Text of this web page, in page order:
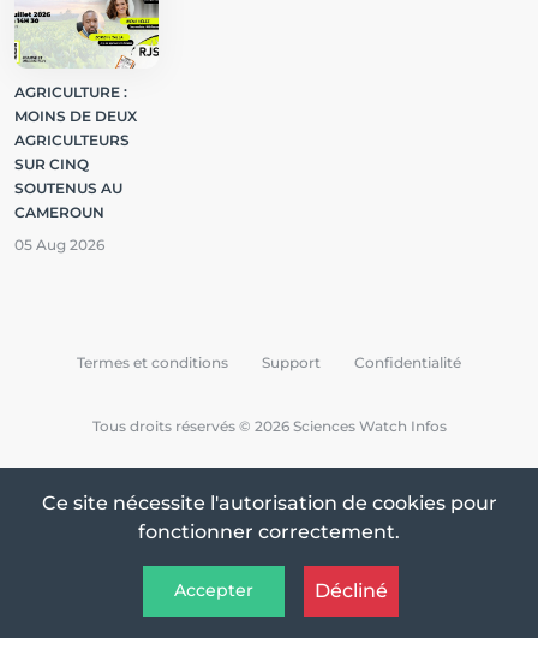
AGRICULTURE :
MOINS DE DEUX
AGRICULTEURS
SUR CINQ
SOUTENUS AU
CAMEROUN
05 Aug 2026
Tous droits réservés © 2026 Sciences Watch Infos
Termes et conditions Support Confidentialité
Ce site nécessite l'autorisation de cookies pour
fonctionner correctement.
Accepter Décliné